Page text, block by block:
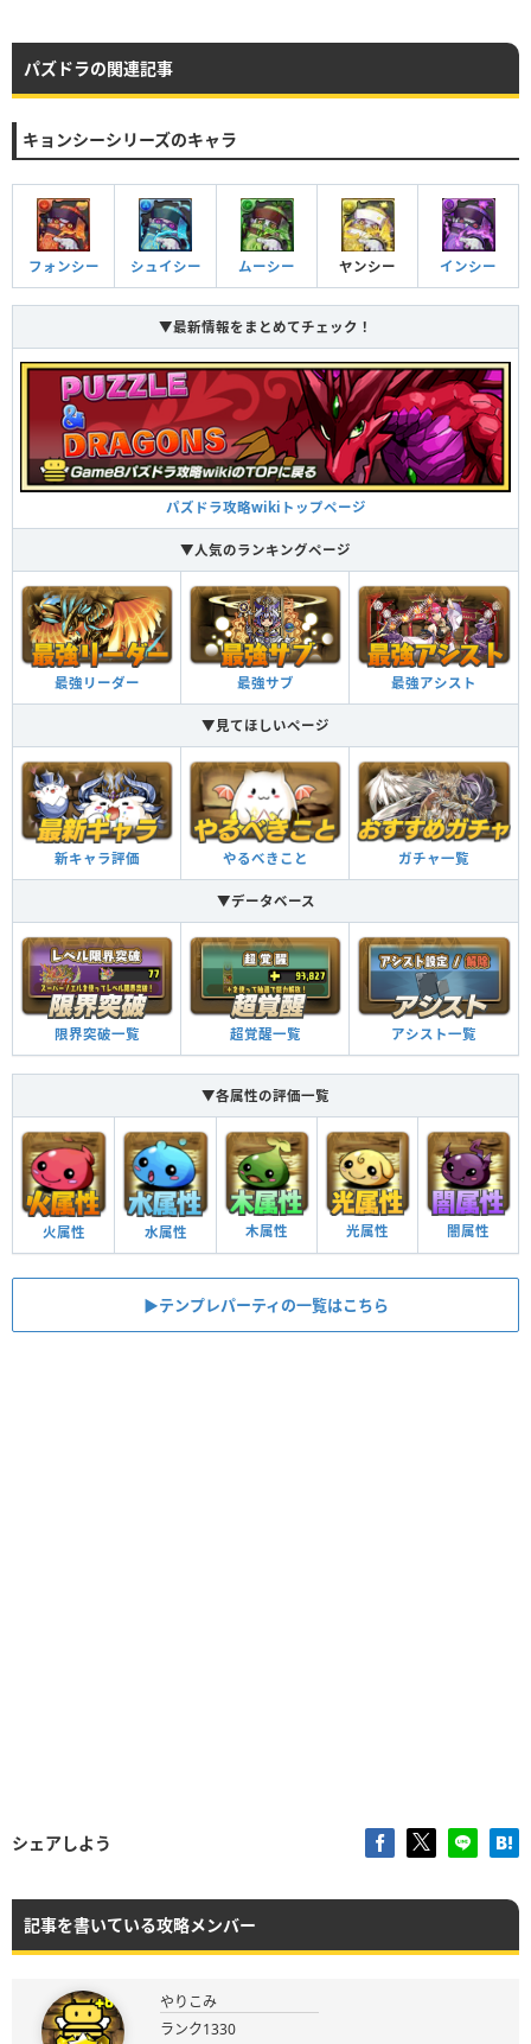
パズドラの関連記事
キョンシーシリーズのキャラ
フォンシー シュイシー ムーシー ヤンシー インシー
▼最新情報をまとめてチェック！
パズドラ攻略wikiトップページ
▼人気のランキングページ
最強リーダー 最強サブ 最強アシスト
▼見てほしいページ
新キャラ評価 やるべきこと ガチャ一覧
▼データベース
限界突破一覧 超覚醒一覧 アシスト一覧
▼各属性の評価一覧
火属性 水属性 木属性 光属性 闇属性
▶︎テンプレパーティの一覧はこちら
シェアしよう
記事を書いている攻略メンバー
やりこみ
ランク1330